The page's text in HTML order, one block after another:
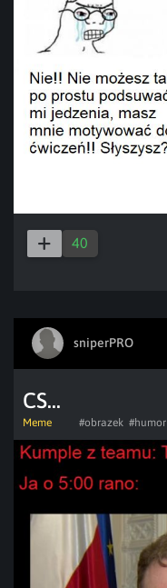
40
sniperPRO
CS...
Meme #obrazek #humor